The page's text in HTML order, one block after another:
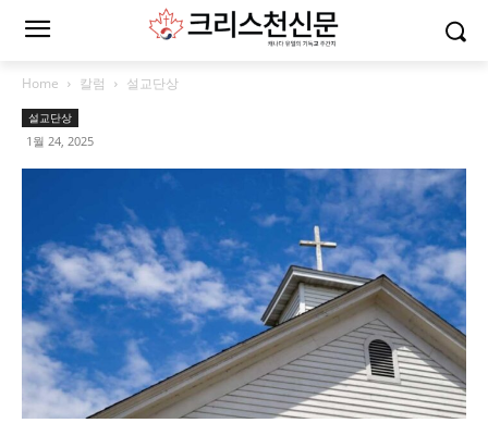
Home 칼럼 설교단상
설교단상
1월 24, 2025